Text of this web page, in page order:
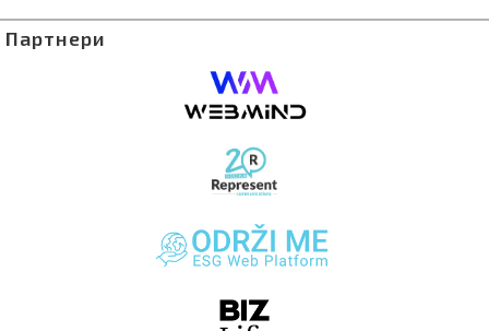
Партнери